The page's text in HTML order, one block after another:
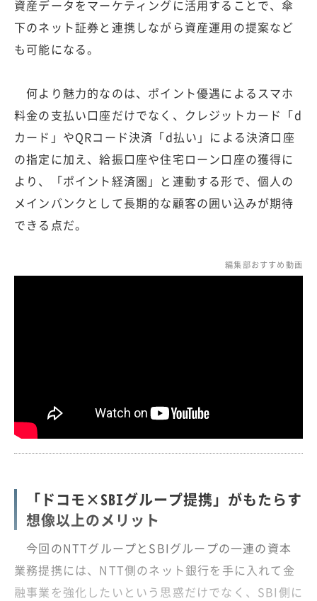
資産データをマーケティングに活用することで、傘
下のネット証券と連携しながら資産運用の提案など
も可能になる。
何より魅力的なのは、ポイント優遇によるスマホ
料金の支払い口座だけでなく、クレジットカード「d
カード」やQRコード決済「d払い」による決済口座
の指定に加え、給振口座や住宅ローン口座の獲得に
より、「ポイント経済圏」と連動する形で、個人の
メインバンクとして長期的な顧客の囲い込みが期待
できる点だ。
編集部おすすめ動画
「ドコモ×SBIグループ提携」がもたらす
想像以上のメリット
今回のNTTグループとSBIグループの一連の資本
業務提携には、NTT側のネット銀行を手に入れて金
融事業を強化したいという思惑だけでなく、SBI側に